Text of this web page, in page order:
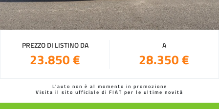
PREZZO DI LISTINO DA
23.850 €
A
28.350 €
L'auto non è al momento in promozione
Visita il sito ufficiale di FIAT per le ultime novità